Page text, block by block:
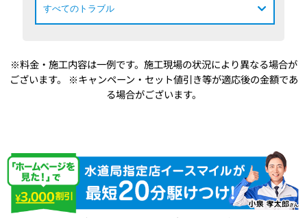
※料金・施工内容は一例です。施工現場の状況により異なる場合が
ございます。
※キャンペーン・セット値引き等が適応後の金額であ
る場合がございます。